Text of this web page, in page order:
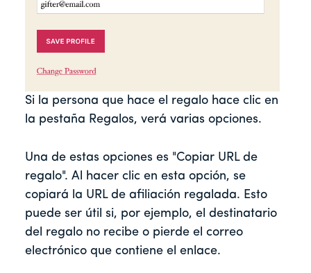
Si la persona que hace el regalo hace clic en
la pestaña Regalos, verá varias opciones.
Una de estas opciones es "Copiar URL de
regalo". Al hacer clic en esta opción, se
copiará la URL de afiliación regalada. Esto
puede ser útil si, por ejemplo, el destinatario
del regalo no recibe o pierde el correo
electrónico que contiene el enlace.